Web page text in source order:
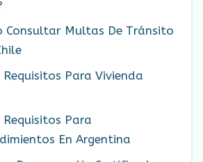
Consultar Multas De Tránsito
Requisitos Para Vivienda
Requisitos Para
En Argentina